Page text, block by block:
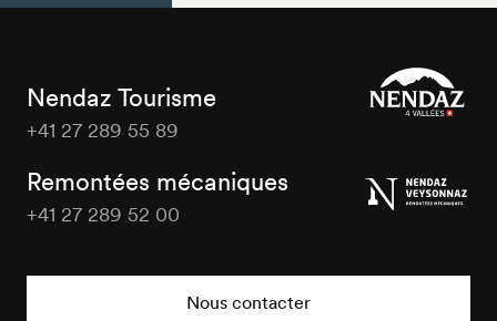
Nendaz Tourisme
+41 27 289 55 89
Remontées mécaniques
+41 27 289 52 00
Nous contacter